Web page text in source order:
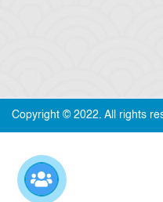
Copyright © 2022. All rights